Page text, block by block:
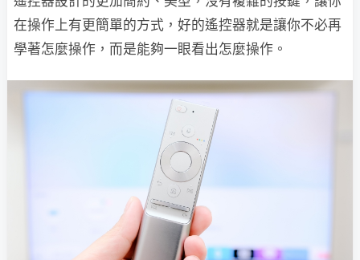
在操作上有更簡單的方式，好的遙控器就是讓你不必再
學著怎麼操作，而是能夠一眼看出怎麼操作。